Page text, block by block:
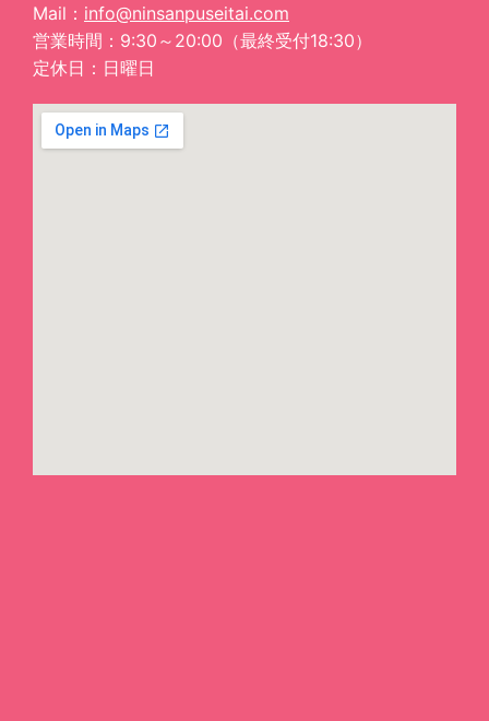
Mail： info@ninsanpuseitai.com
営業時間：9:30～20:00（最終受付18:30）
定休日：日曜日